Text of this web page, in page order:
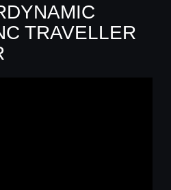
TRAVELLER